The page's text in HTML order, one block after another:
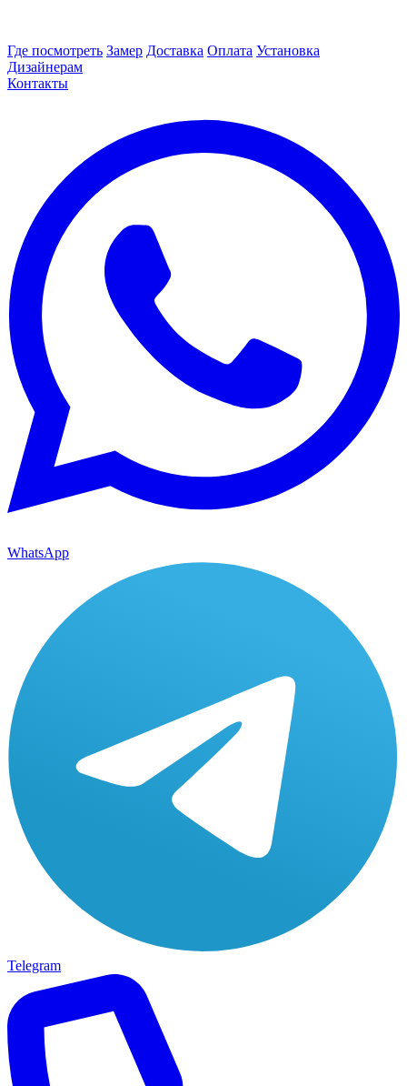
Где посмотреть Замер Доставка Оплата Установка
Дизайнерам
Контакты
WhatsApp
Telegram